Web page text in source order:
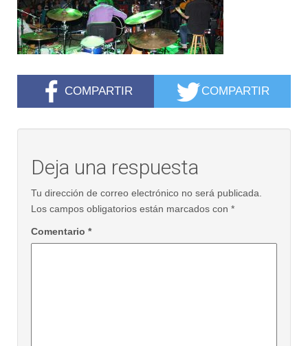
COMPARTIR COMPARTIR
Deja una respuesta
Tu dirección de correo electrónico no será publicada.
Los campos obligatorios están marcados con *
Comentario *